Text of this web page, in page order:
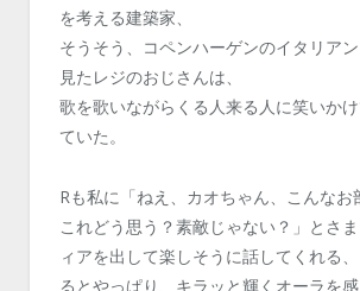
を考える建築家、
そうそう、コペンハーゲンのイタリア
見たレジのおじさんは、
歌を歌いながらくる人来る人に笑いか
ていた。
Rも私に「ねえ、カオちゃん、こんなお
これどう思う？素敵じゃない？」とさ
ィアを出して楽しそうに話してくれる
るとやっぱり、キラッと輝くオーラを